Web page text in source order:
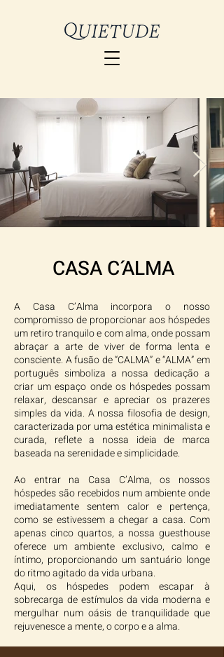
CASA C´ALMA
A Casa C’Alma incorpora o nosso
compromisso de proporcionar aos hóspedes
um retiro tranquilo e com alma, onde possam
abraçar a arte de viver de forma lenta e
consciente. A fusão de “CALMA” e “ALMA” em
português simboliza a nossa dedicação a
criar um espaço onde os hóspedes possam
relaxar, descansar e apreciar os prazeres
simples da vida. A nossa filosofia de design,
caracterizada por uma estética minimalista e
curada, reflete a nossa ideia de marca
baseada na serenidade e simplicidade.
Ao entrar na Casa C’Alma, os nossos
hóspedes são recebidos num ambiente onde
imediatamente sentem calor e pertença,
como se estivessem a chegar a casa. Com
apenas cinco quartos, a nossa guesthouse
oferece um ambiente exclusivo, calmo e
íntimo, proporcionando um santuário longe
do ritmo agitado da vida urbana.
Aqui, os hóspedes podem escapar à
sobrecarga de estímulos da vida moderna e
mergulhar num oásis de tranquilidade que
rejuvenesce a mente, o corpo e a alma.